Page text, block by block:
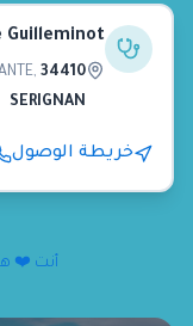
Guilleminot
, 34410
SERIGNAN
خريطة الوصول
أنت ❤️